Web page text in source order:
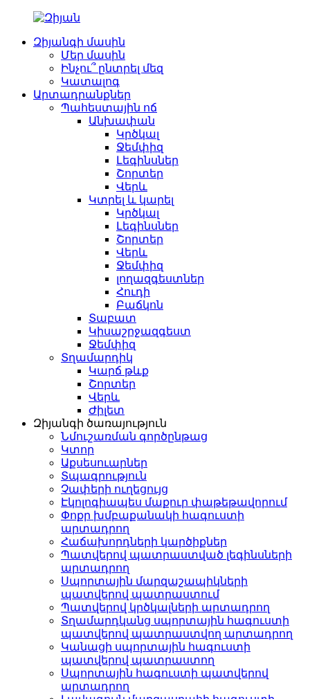
Զիյանգի մասին
Մեր մասին
Ինչու՞ ընտրել մեզ
Կատալոգ
Արտադրանքներ
Պահեստային ոճ
Անխափան
Կրծկալ
Ջեմփիզ
Լեգինսներ
Շորտեր
Վերև
Կտրել և կարել
Կրծկալ
Լեգինսներ
Շորտեր
Վերև
Ջեմփիզ
լողազգեստներ
Հուդի
Բաճկոն
Տաբատ
Կիսաշրջազգեստ
Ջեմփիզ
Տղամարդիկ
Կարճ թևք
Շորտեր
Վերև
Ժիլետ
Զիյանգի ծառայություն
Նմուշառման գործընթաց
Կտոր
Աքսեսուարներ
Տպագրություն
Չափերի ուղեցույց
Էկոլոգիապես մաքուր փաթեթավորում
Փոքր խմբաքանակի հագուստի
արտադրող
Հաճախորդների կարծիքներ
Պատվերով պատրաստված լեգինսների
արտադրող
Սպորտային մարզաշապիկների
պատվերով պատրաստում
Պատվերով կրծկալների արտադրող
Տղամարդկանց սպորտային հագուստի
պատվերով պատրաստվող արտադրող
Կանացի սպորտային հագուստի
պատվերով պատրաստող
Սպորտային հագուստի պատվերով
արտադրող